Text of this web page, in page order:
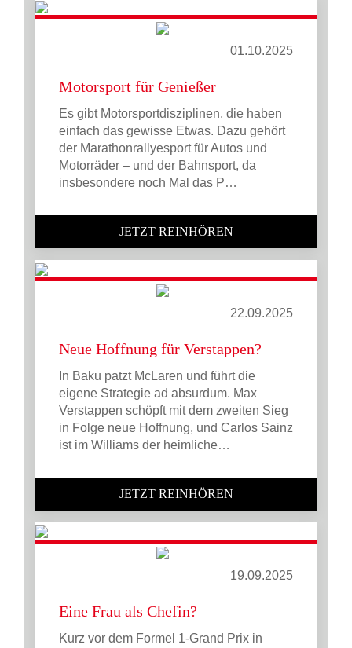
01.10.2025
Motorsport für Genießer
Es gibt Motorsportdisziplinen, die haben
einfach das gewisse Etwas. Dazu gehört
der Marathonrallyesport für Autos und
Motorräder – und der Bahnsport, da
insbesondere noch Mal das P…
JETZT REINHÖREN
22.09.2025
Neue Hoffnung für Verstappen?
In Baku patzt McLaren und führt die
eigene Strategie ad absurdum. Max
Verstappen schöpft mit dem zweiten Sieg
in Folge neue Hoffnung, und Carlos Sainz
ist im Williams der heimliche…
JETZT REINHÖREN
19.09.2025
Eine Frau als Chefin?
Kurz vor dem Formel 1-Grand Prix in